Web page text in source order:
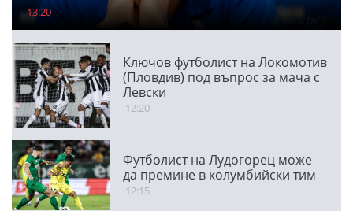
13:20
Ключов футболист на Локомотив
(Пловдив) под въпрос за мача с
Левски
12:20
Футболист на Лудогорец може
да премине в колумбийски тим
12:15